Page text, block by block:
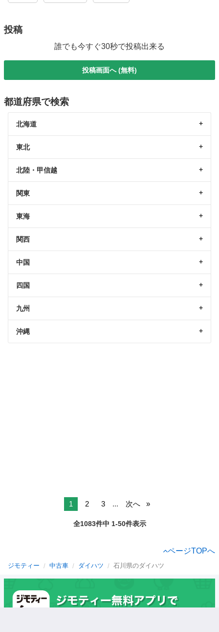
投稿
誰でも今すぐ30秒で投稿出来る
投稿画面へ (無料)
都道府県で検索
北海道
東北
北陸・甲信越
関東
東海
関西
中国
四国
九州
沖縄
1 2 3 ... 次へ
全1083件中 1-50件表示
ページTOPへ
ジモティー 中古車 ダイハツ 石川県のダイハツ